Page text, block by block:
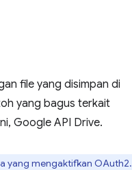
file yang disimpan di
yang bagus terkait
Google API Drive.
yang mengaktifkan OAuth2.